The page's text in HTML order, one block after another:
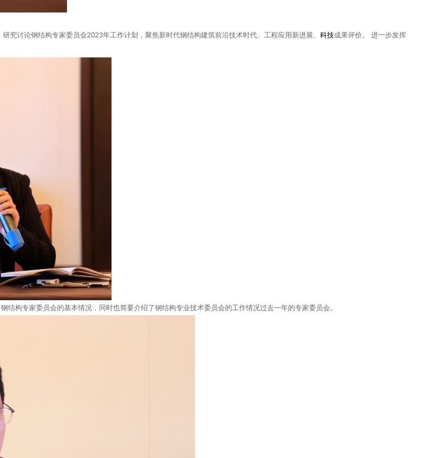
究讨论钢结构专家委员会2023年工作计划，聚焦新时代钢结构建筑前沿技术时代、工程应用新进展、 科技成果评价。 进一步发挥
结构专家委员会的基本情况，同时也简要介绍了钢结构专业技术委员会的工作情况过去一年的专家委员会。